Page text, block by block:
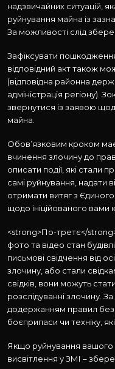
надзвичайних ситуацій,
руйнування майна із
За можливості слід
Зафіксувати
відповідний акт також
(відповідна районна
адміністрація регіону).
звернутися із заявою
майна.
Обов’язковим кроком
вчинення злочину до
описати події, які стали
самі руйнування, надати
отримати витяг з
щодо ініційованого вами
<strong>По-третє</
фото та відео стан
письмові свідчення від
злочину, або стали
свідків, вони можуть
розслідуванні злочину.
додержанням правил
боєприпаси чи техніку,
Якщо руйнування вашого
висвітлення у ЗМІ –